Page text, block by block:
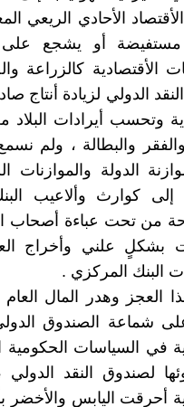
أو يشجع على
الأقتصادية
الدولي لزيادة أنتاج
وتحسب أيرادات
والفقر والبطالة ،
الدولة والموازنات
كوارث وألاعيب
من تحت عباءة أصحاب
بشكلٍ علني وأخراج
البنك المركزي .
العجز وهدر المال العام
شماعة الصندوق
في السياسات
لصندوق النقد